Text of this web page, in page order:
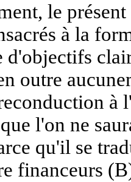
le
à la
d'objectifs
outre
à
l'on ne
qu'il se
financeurs